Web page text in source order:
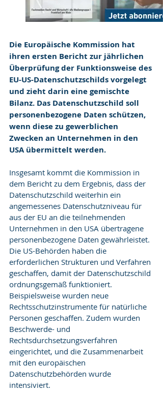
Die Europäische Kommission hat
ihren ersten Bericht zur jährlichen
Überprüfung der Funktionsweise des
EU-US-Datenschutzschilds vorgelegt
und zieht darin eine gemischte
Bilanz. Das Datenschutzschild soll
personenbezogene Daten schützen,
wenn diese zu gewerblichen
Zwecken an Unternehmen in den
USA übermittelt werden.
Insgesamt kommt die Kommission in
dem Bericht zu dem Ergebnis, dass der
Datenschutzschild weiterhin ein
angemessenes Datenschutzniveau für
aus der EU an die teilnehmenden
Unternehmen in den USA übertragene
personenbezogene Daten gewährleistet.
Die US-Behörden haben die
erforderlichen Strukturen und Verfahren
geschaffen, damit der Datenschutzschild
ordnungsgemäß funktioniert.
Beispielsweise wurden neue
Rechtsschutzinstrumente für natürliche
Personen geschaffen. Zudem wurden
Beschwerde- und
Rechtsdurchsetzungsverfahren
eingerichtet, und die Zusammenarbeit
mit den europäischen
Datenschutzbehörden wurde
intensiviert.